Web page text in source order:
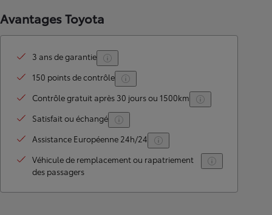
Avantages Toyota
3 ans de garantie
150 points de contrôle
Contrôle gratuit après 30 jours ou 1500km
Satisfait ou échangé
Assistance Européenne 24h/24
Véhicule de remplacement ou rapatriement
des passagers